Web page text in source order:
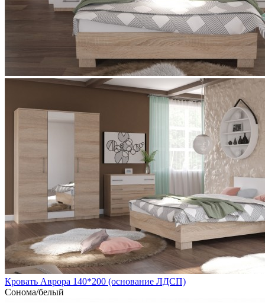
Кровать Аврора 140*200 (основание ЛДСП)
Сонома/белый